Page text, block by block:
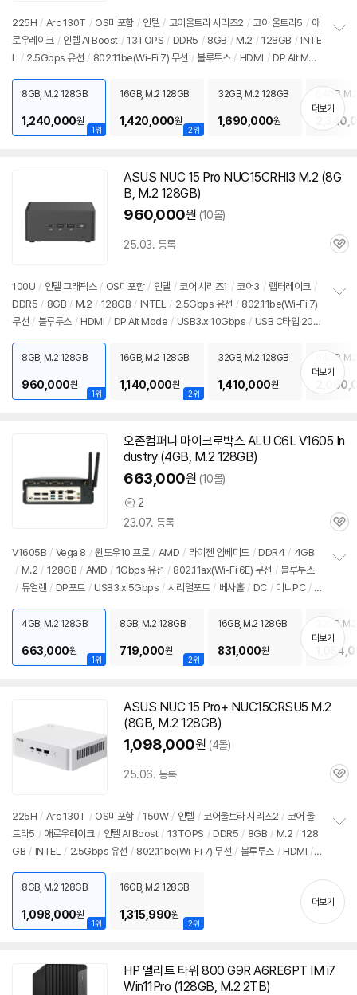
225H / Arc 130T / OS미포함 / 인텔 / 코어울트라 시리즈2 / 코어 울트라5 / 애
로우레이크 / 인텔 AI Boost / 13TOPS / DDR5 / 8GB / M.2 / 128GB / INTE
L / 2.5Gbps 유선 / 802.11be(Wi-Fi 7) 무선 / 블루투스 / HDMI / DP Alt Mod
PC / 용도: 사무/인강용
치
기
1위
8GB, M.2 128GB
1,240,000원
2위
16GB, M.2 128GB
1,420,000원
32GB, M.2 128GB
1,690,000원
64GB,
더보기
ASUS NUC 15 Pro NUC15CRHI3 M.2 (8G
B, M.2 128GB)
960,000원 (10몰)
25.03. 등록
관
100U / 인텔 그래픽스 / OS미포함 / 인텔 / 코어 시리즈1 / 코어3 / 랩터레이크 /
DDR5 / 8GB / M.2 / 128GB / INTEL / 2.5Gbps 유선 / 802.11be(Wi-Fi 7)
무선 / 블루투스 / HDMI / DP Alt Mode / USB3.x 10Gbps / USB C타입 20G
치
기
1위
8GB, M.2 128GB
960,000원
2위
16GB, M.2 128GB
1,140,000원
32GB, M.2 128GB
1,410,000원
64GB,
더보기
오존컴퍼니 마이크로박스 ALU C6L V1605 In
dustry (4GB, M.2 128GB)
663,000원 (10몰)
상
품
견
2
23.07. 등록
관
V1605B / Vega 8 / 윈도우10 프로 / AMD / 라이젠 임베디드 / DDR4 / 4GB
/ M.2 / 128GB / AMD / 1Gbps 유선 / 802.11ax(Wi-Fi 6E) 무선 / 블루투스
/ 듀얼랜 / DP포트 / USB3.x 5Gbps / 시리얼포트 / 베사홀 / DC / 미니PC /
치
기
1위
4GB, M.2 128GB
663,000원
2위
8GB, M.2 128GB
719,000원
16GB, M.2 128GB
831,000원
32GB,
더보기
ASUS NUC 15 Pro+ NUC15CRSU5 M.2
(8GB, M.2 128GB)
1,098,000원 (4몰)
25.06. 등록
관
225H / Arc 130T / OS미포함 / 150W / 인텔 / 코어울트라 시리즈2 / 코어 울
트라5 / 애로우레이크 / 인텔 AI Boost / 13TOPS / DDR5 / 8GB / M.2 / 128
GB / INTEL / 2.5Gbps 유선 / 802.11be(Wi-Fi 7) 무선 / 블루투스 / HDMI /
사무/인강용
기
1위
8GB, M.2 128GB
1,098,000원
2위
16GB, M.2 128GB
1,315,990원
더보기
HP 엘리트 타워 800 G9R A6RE6PT IM i7
Win11Pro (128GB, M.2 2TB)
세부정보 열기/접기